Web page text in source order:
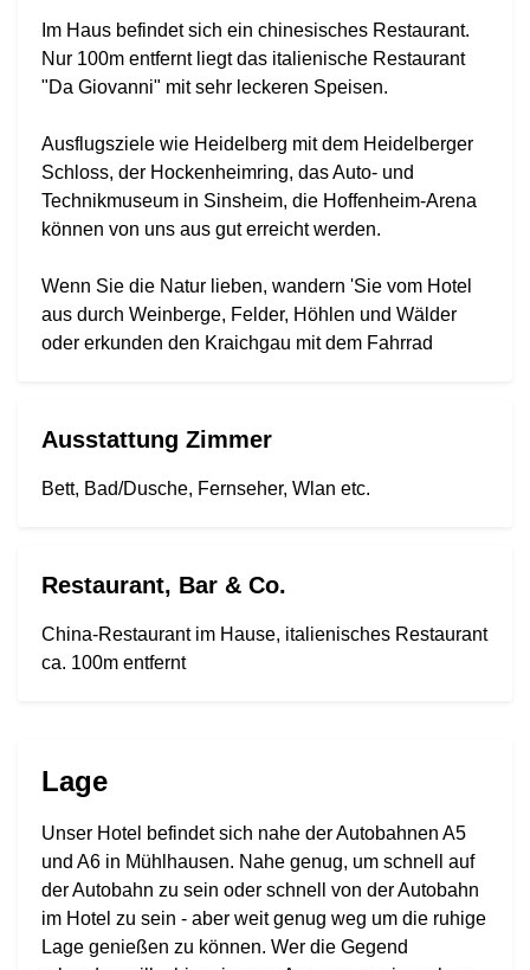
Im Haus befindet sich ein chinesisches Restaurant.
Nur 100m entfernt liegt das italienische Restaurant
"Da Giovanni" mit sehr leckeren Speisen.
Ausflugsziele wie Heidelberg mit dem Heidelberger
Schloss, der Hockenheimring, das Auto- und
Technikmuseum in Sinsheim, die Hoffenheim-Arena
können von uns aus gut erreicht werden.
Wenn Sie die Natur lieben, wandern 'Sie vom Hotel
aus durch Weinberge, Felder, Höhlen und Wälder
oder erkunden den Kraichgau mit dem Fahrrad
Ausstattung Zimmer
Bett, Bad/Dusche, Fernseher, Wlan etc.
Restaurant, Bar & Co.
China-Restaurant im Hause, italienisches Restaurant
ca. 100m entfernt
Lage
Unser Hotel befindet sich nahe der Autobahnen A5
und A6 in Mühlhausen. Nahe genug, um schnell auf
der Autobahn zu sein oder schnell von der Autobahn
im Hotel zu sein - aber weit genug weg um die ruhige
Lage genießen zu können. Wer die Gegend